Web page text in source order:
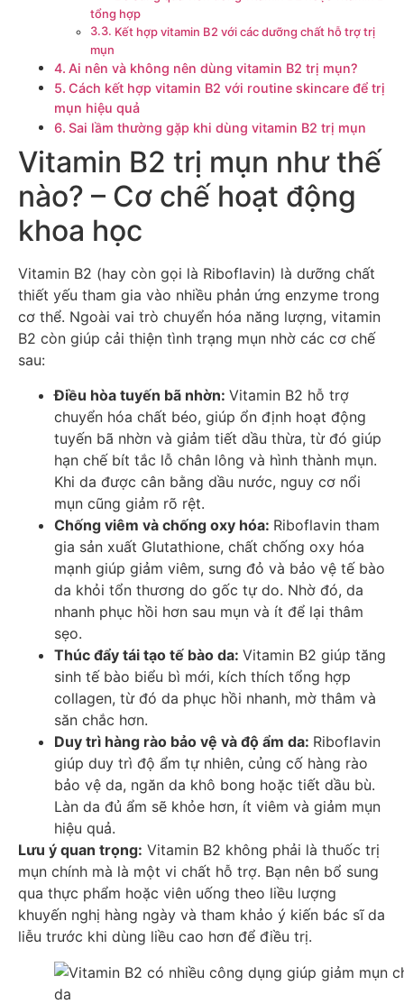
tổng hợp
Kết hợp vitamin B2 với các dưỡng chất hỗ trợ trị
mụn
Ai nên và không nên dùng vitamin B2 trị mụn?
Cách kết hợp vitamin B2 với routine skincare để trị
mụn hiệu quả
Sai lầm thường gặp khi dùng vitamin B2 trị mụn
Vitamin B2 trị mụn như thế
nào? – Cơ chế hoạt động
khoa học
Vitamin B2 (hay còn gọi là Riboflavin) là dưỡng chất
thiết yếu tham gia vào nhiều phản ứng enzyme trong
cơ thể. Ngoài vai trò chuyển hóa năng lượng, vitamin
B2 còn giúp cải thiện tình trạng mụn nhờ các cơ chế
sau:
Điều hòa tuyến bã nhờn: Vitamin B2 hỗ trợ
chuyển hóa chất béo, giúp ổn định hoạt động
tuyến bã nhờn và giảm tiết dầu thừa, từ đó giúp
hạn chế bít tắc lỗ chân lông và hình thành mụn.
Khi da được cân bằng dầu nước, nguy cơ nổi
mụn cũng giảm rõ rệt.
Chống viêm và chống oxy hóa: Riboflavin tham
gia sản xuất Glutathione, chất chống oxy hóa
mạnh giúp giảm viêm, sưng đỏ và bảo vệ tế bào
da khỏi tổn thương do gốc tự do. Nhờ đó, da
nhanh phục hồi hơn sau mụn và ít để lại thâm
sẹo.
Thúc đẩy tái tạo tế bào da: Vitamin B2 giúp tăng
sinh tế bào biểu bì mới, kích thích tổng hợp
collagen, từ đó da phục hồi nhanh, mờ thâm và
săn chắc hơn.
Duy trì hàng rào bảo vệ và độ ẩm da: Riboflavin
giúp duy trì độ ẩm tự nhiên, củng cố hàng rào
bảo vệ da, ngăn da khô bong hoặc tiết dầu bù.
Làn da đủ ẩm sẽ khỏe hơn, ít viêm và giảm mụn
hiệu quả.
Lưu ý quan trọng: Vitamin B2 không phải là thuốc trị
mụn chính mà là một vi chất hỗ trợ. Bạn nên bổ sung
qua thực phẩm hoặc viên uống theo liều lượng
khuyến nghị hàng ngày và tham khảo ý kiến bác sĩ da
liễu trước khi dùng liều cao hơn để điều trị.